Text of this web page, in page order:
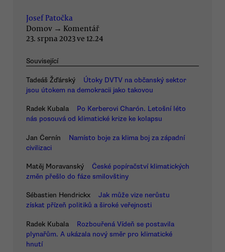
Josef Patočka
Domov → Komentář
23. srpna 2023 ve 12.24
Související
Tadeáš Žďárský
Útoky DVTV na občanský sektor
jsou útokem na demokracii jako takovou
Radek Kubala
Po Kerberovi Charón. Letošní léto
nás posouvá od klimatické krize ke kolapsu
Jan Černín
Namísto boje za klima boj za západní
civilizaci
Matěj Moravanský
České popíračství klimatických
změn přešlo do fáze smilovštiny
Sébastien Hendrickx
Jak může vize nerůstu
získat přízeň politiků a široké veřejnosti
Radek Kubala
Rozbouřená Vídeň se postavila
plynařům. A ukázala nový směr pro klimatické
hnutí